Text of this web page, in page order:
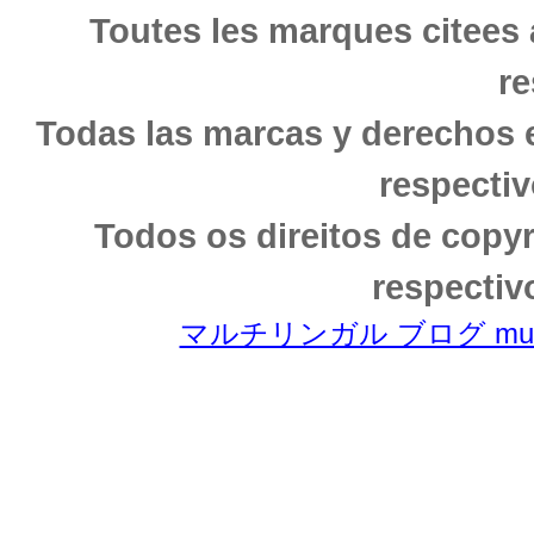
Toutes les marques
Todas las marcas y
Todos os direitos de
マルチリンガル ブログ